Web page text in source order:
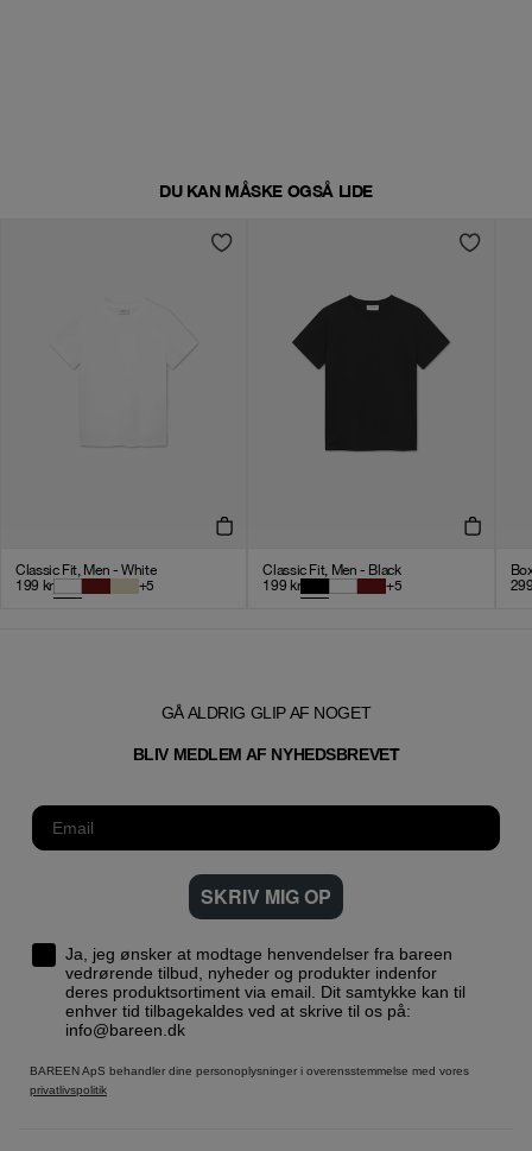
DU KAN MÅSKE OGSÅ LIDE
Classic Fit, Men - White
199 kr +5
Classic Fit, Men - Black
199 kr +5
GÅ ALDRIG GLIP AF NOGET
BLIV MEDLEM AF NYHEDSBREVET
SKRIV MIG OP
Ja, jeg ønsker at modtage henvendelser fra bareen
vedrørende tilbud, nyheder og produkter indenfor
deres produktsortiment via email. Dit samtykke kan til
enhver tid tilbagekaldes ved at skrive til os på:
info@bareen.dk
BAREEN ApS behandler dine personoplysninger i overensstemmelse med vores
privatlivspolitik